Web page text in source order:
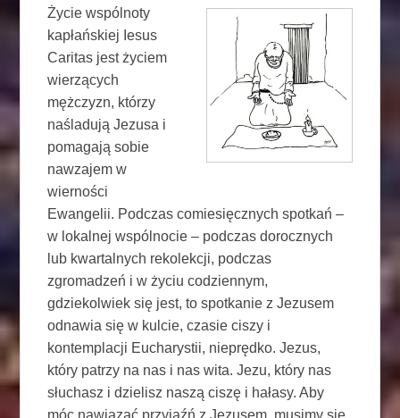
Życie wspólnoty
kapłańskiej Iesus
Caritas jest życiem
wierzących
mężczyzn, którzy
naśladują Jezusa i
pomagają sobie
nawzajem w
wierności
Ewangelii. Podczas comiesięcznych spotkań –
w lokalnej wspólnocie – podczas dorocznych
lub kwartalnych rekolekcji, podczas
zgromadzeń i w życiu codziennym,
gdziekolwiek się jest, to spotkanie z Jezusem
odnawia się w kulcie, czasie ciszy i
kontemplacji Eucharystii, nieprędko. Jezus,
który patrzy na nas i nas wita. Jezu, który nas
słuchasz i dzielisz naszą ciszę i hałasy. Aby